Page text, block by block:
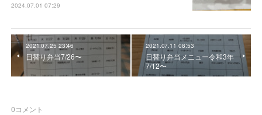
2024.07.01 07:29
2021.07.25 23:46
日替り弁当7/26〜
2021.07.11 08:53
日替り弁当メニュー令和3年
7/12〜
0コメント